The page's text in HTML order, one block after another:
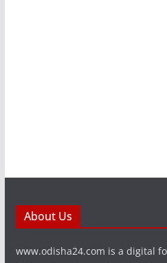
About Us
www.odisha24.com is a digital